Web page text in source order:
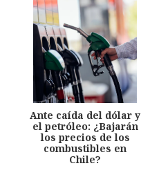
Ante caída del dólar y
el petróleo: ¿Bajarán
los precios de los
combustibles en
Chile?